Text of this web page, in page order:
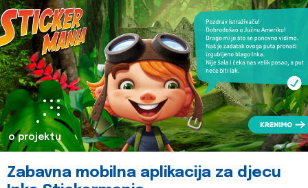
o projektu
Zabavna mobilna aplikacija za djecu